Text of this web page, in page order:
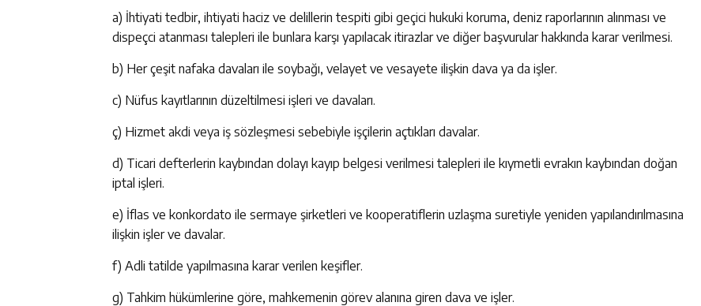
a) İhtiyati tedbir, ihtiyati haciz ve delillerin tespiti gibi geçici hukuki koruma, deniz raporlarının alınması ve
dispeçci atanması talepleri ile bunlara karşı yapılacak itirazlar ve diğer başvurular hakkında karar verilmesi.
b) Her çeşit nafaka davaları ile soybağı, velayet ve vesayete ilişkin dava ya da işler.
c) Nüfus kayıtlarının düzeltilmesi işleri ve davaları.
ç) Hizmet akdi veya iş sözleşmesi sebebiyle işçilerin açtıkları davalar.
d) Ticari defterlerin kaybından dolayı kayıp belgesi verilmesi talepleri ile kıymetli evrakın kaybından doğan
iptal işleri.
e) İflas ve konkordato ile sermaye şirketleri ve kooperatiflerin uzlaşma suretiyle yeniden yapılandırılmasına
ilişkin işler ve davalar.
f) Adli tatilde yapılmasına karar verilen keşifler.
g) Tahkim hükümlerine göre, mahkemenin görev alanına giren dava ve işler.